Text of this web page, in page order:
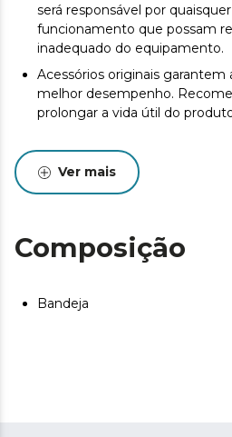
será responsável por
funcionamento que possam
inadequado do equipamento.
Acessórios originais garantem
melhor desempenho.
prolongar a vida útil do
Ver mais
Composição
Bandeja